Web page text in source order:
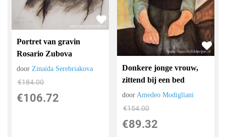
Portret van gravin
Rosario Zubova
doorZinaida Serebriakova
€184.00
€106.72
Donkere jonge vrouw,
zittend bij een bed
door Amedeo Modigliani
€154.00
€89.32